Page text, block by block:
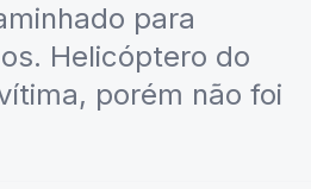
para
Helicóptero do
porém não foi